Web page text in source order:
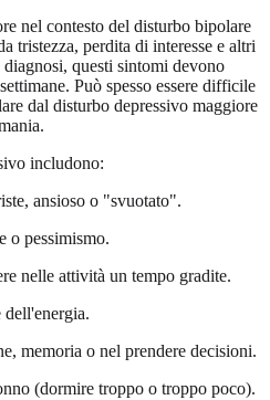
nel contesto del disturbo bipolare
tristezza, perdita di interesse e altri
questi sintomi devono
Può spesso essere difficile
dal disturbo depressivo maggiore
includono:
ansioso o "svuotato".
o pessimismo.
nelle attività un tempo gradite.
dell'energia.
memoria o nel prendere decisioni.
(dormire troppo o troppo poco).